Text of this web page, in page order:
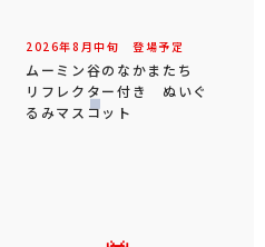
2026年8 月中旬 登場予定
ムーミン谷のなかまたち
リフレクター付き ぬいぐ
るみマスコット